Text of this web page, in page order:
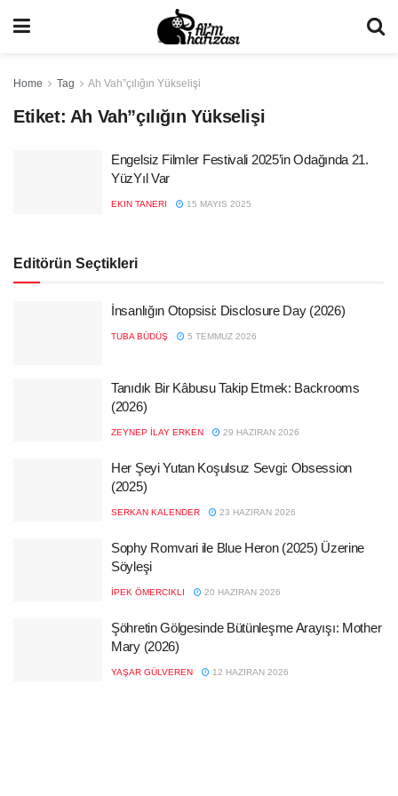
Home Tag Ah Vah”çılığın Yükselişi
Etiket: Ah Vah”çılığın Yükselişi
Engelsiz Filmler Festivali 2025’in Odağında 21.
YüzYıl Var
EKIN TANERI 15 MAYIS 2025
Editörün Seçtikleri
İnsanlığın Otopsisi: Disclosure Day (2026)
TUBA BÜDÜŞ 5 TEMMUZ 2026
Tanıdık Bir Kâbusu Takip Etmek: Backrooms
(2026)
ZEYNEP İLAY ERKEN 29 HAZIRAN 2026
Her Şeyi Yutan Koşulsuz Sevgi: Obsession
(2025)
SERKAN KALENDER 23 HAZIRAN 2026
Sophy Romvari ile Blue Heron (2025) Üzerine
Söyleşi
İPEK ÖMERCIKLI 20 HAZIRAN 2026
Şöhretin Gölgesinde Bütünleşme Arayışı: Mother
Mary (2026)
YAŞAR GÜLVEREN 12 HAZIRAN 2026